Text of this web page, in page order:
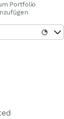
Portfolio